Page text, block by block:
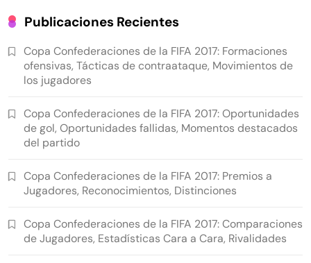
Publicaciones Recientes
Copa Confederaciones de la FIFA 2017: Formaciones
ofensivas, Tácticas de contraataque, Movimientos de
los jugadores
Copa Confederaciones de la FIFA 2017: Oportunidades
de gol, Oportunidades fallidas, Momentos destacados
del partido
Copa Confederaciones de la FIFA 2017: Premios a
Jugadores, Reconocimientos, Distinciones
Copa Confederaciones de la FIFA 2017: Comparaciones
de Jugadores, Estadísticas Cara a Cara, Rivalidades